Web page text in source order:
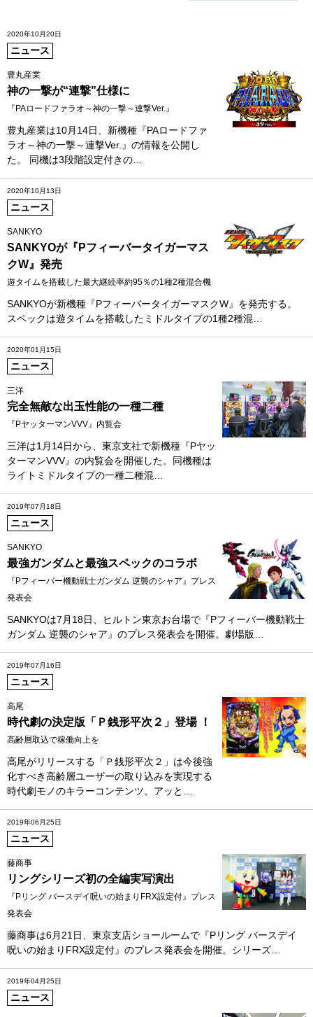
2020年10月20日
ニュース
豊丸産業
神の一撃が“連撃”仕様に
『PAロードファラオ～神の一撃～連撃Ver.』
豊丸産業は10月14日、新機種『PAロードファ
ラオ～神の一撃～連撃Ver.』の情報を公開し
た。 同機は3段階設定付きの…
2020年10月13日
ニュース
SANKYO
SANKYOが『Pフィーバータイガーマス
クW』発売
遊タイムを搭載した最大継続率約95％の1種2種混合機
SANKYOが新機種『PフィーバータイガーマスクW』を発売する。
スペックは遊タイムを搭載したミドルタイプの1種2種混…
2020年01月15日
ニュース
三洋
完全無敵な出玉性能の一種二種
『PヤッターマンVVV』内覧会
三洋は1月14日から、東京支社で新機種『Pヤッ
ターマンVVV』の内覧会を開催した。同機種は
ライトミドルタイプの一種二種混…
2019年07月18日
ニュース
SANKYO
最強ガンダムと最強スペックのコラボ
『Pフィーバー機動戦士ガンダム 逆襲のシャア』プレス
発表会
SANKYOは7月18日、ヒルトン東京お台場で『Pフィーバー機動戦士
ガンダム 逆襲のシャア』のプレス発表会を開催。劇場版…
2019年07月16日
ニュース
高尾
時代劇の決定版「Ｐ銭形平次２」登場 ！
高齢層取込で稼働向上を
高尾がリリースする「Ｐ銭形平次２」は今後強
化すべき高齢層ユーザーの取り込みを実現する
時代劇モノのキラーコンテンツ。アッと…
2019年06月25日
ニュース
藤商事
リングシリーズ初の全編実写演出
『Pリング バースデイ呪いの始まりFRX設定付』プレス
発表会
藤商事は6月21日、東京支店ショールームで『Pリング バースデイ
呪いの始まりFRX設定付』のプレス発表会を開催。シリーズ…
2019年04月25日
ニュース